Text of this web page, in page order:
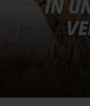
IN